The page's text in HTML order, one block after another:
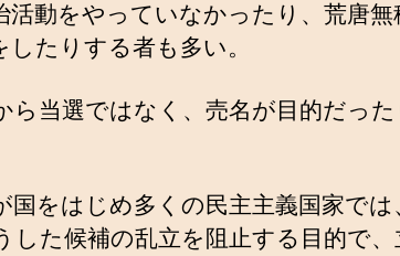
活動をやっていなかったり、荒唐無
したりする者も多い。
ら当選ではなく、売名が目的だっ
国をはじめ多くの民主主義国家では
した候補の乱立を阻止する目的で、